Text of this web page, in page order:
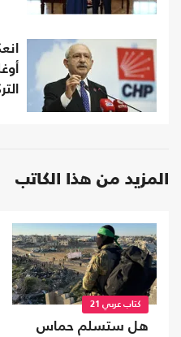
المزيد من هذا الكاتب
كتاب عربي 21
هل ستسلم حماس